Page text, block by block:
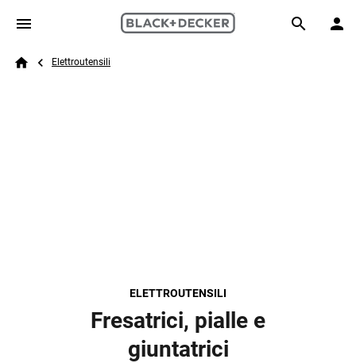
Skip to main content
Search
Breadcrumb
Elettroutensili
ELETTROUTENSILI
Fresatrici, pialle e
giuntatrici